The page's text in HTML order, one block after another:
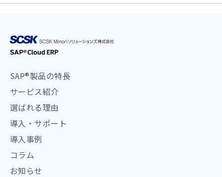
SAP®製品の特長
サービス紹介
選ばれる理由
導入・サポート
導入事例
コラム
お知らせ